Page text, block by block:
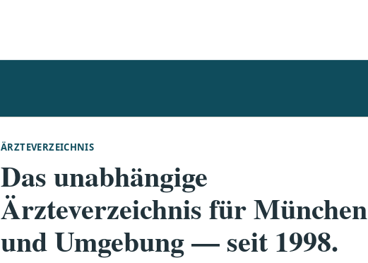
ÄRZTEVERZEICHNIS
Das unabhängige
Ärzteverzeichnis für München
und Umgebung — seit 1998.